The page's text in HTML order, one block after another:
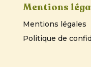
Mentions
Mentions légales
Politique de